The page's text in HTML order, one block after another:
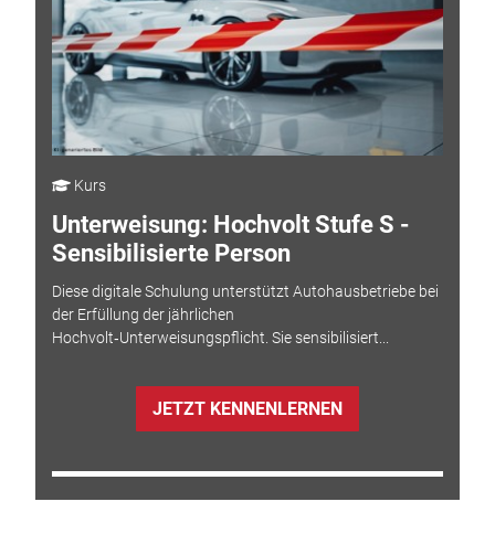
Kurs
Unterweisung: Hochvolt Stufe S -
Sensibilisierte Person
Diese digitale Schulung unterstützt Autohausbetriebe bei
der Erfüllung der jährlichen
Hochvolt‑Unterweisungspflicht. Sie sensibilisiert...
JETZT KENNENLERNEN